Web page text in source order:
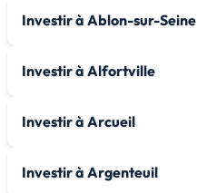
Investir à Ablon-sur-Seine
Investir à Alfortville
Investir à Arcueil
Investir à Argenteuil